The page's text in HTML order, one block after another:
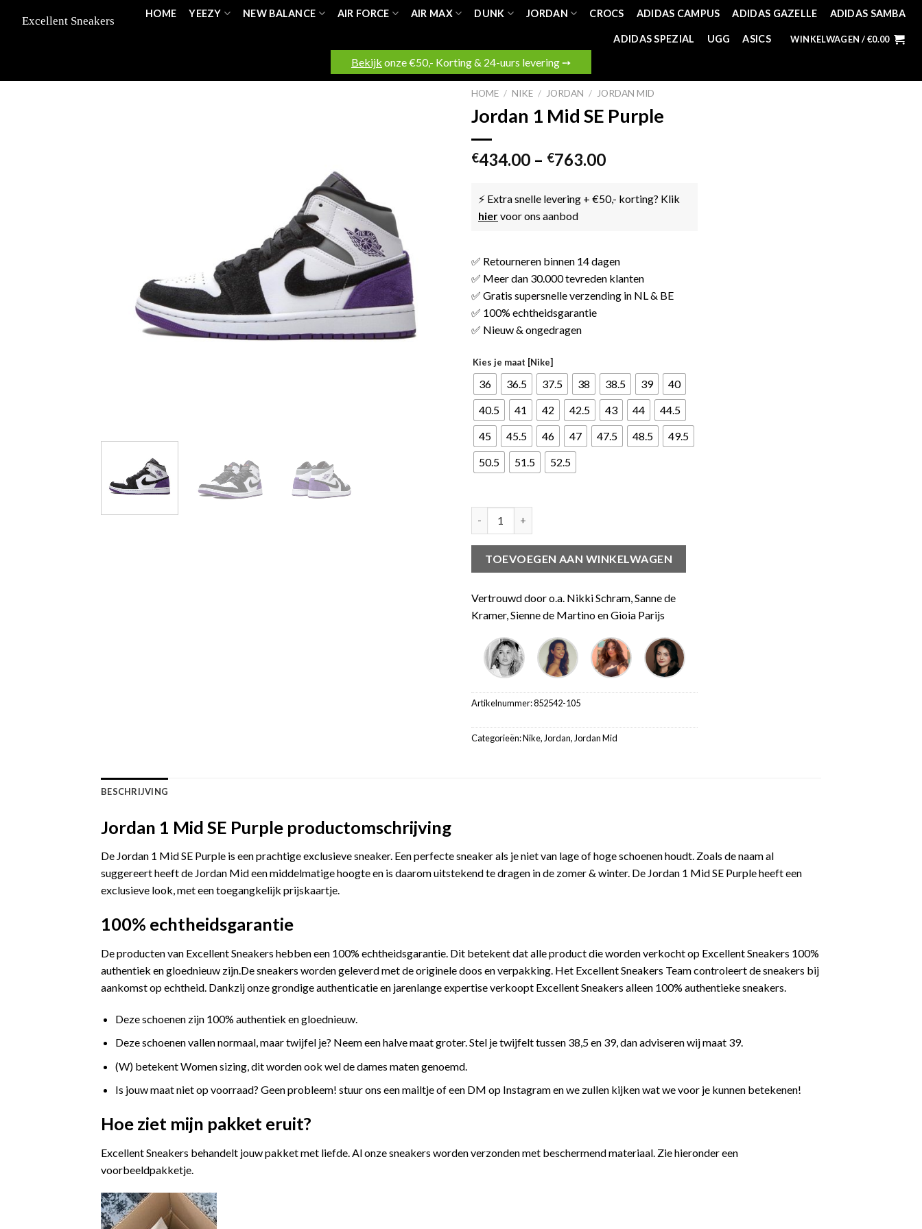
HOME YEEZY NEW BALANCE AIR FORCE AIR MAX DUNK JORDAN CROCS ADIDAS CAMPUS ADIDAS GAZELLE ADIDAS SAMBA
ADIDAS SPEZIAL UGG ASICS WINKELWAGEN /€0.00
Bekijk onze €50,- Korting & 24-uurs levering ➙
HOME / NIKE / JORDAN / JORDAN MID
Jordan 1 Mid SE Purple
€434.00 – €763.00
⚡ Extra snelle levering + €50,- korting? Klik
hiervoor ons aanbod
✅ Retourneren binnen 14 dagen
✅ Meer dan 30.000 tevreden klanten
✅ Gratis supersnelle verzending in NL & BE
✅ 100% echtheidsgarantie
✅ Nieuw & ongedragen
Kies je maat [Nike]
36 36.5 37.5 38 38.5 39
40
40.5
41 42 42.5 43 44
44.5
45
45.5 46 47 47.5 48.5
49.5
50.5
51.5 52.5
TOEVOEGEN AAN WINKELWAGEN
Vertrouwd door o.a. Nikki Schram, Sanne de
Kramer, Sienne de Martino en Gioia Parijs
Artikelnummer:852542-105
Categorieën:Nike, Jordan, Jordan Mid
BESCHRIJVING
Jordan 1 Mid SE Purple productomschrijving
De Jordan 1 Mid SE Purple is een prachtige exclusieve sneaker. Een perfecte sneaker als je niet van lage of hoge schoenen houdt. Zoals de naam al
suggereert heeft de Jordan Mid een middelmatige hoogte en is daarom uitstekend te dragen in de zomer & winter. De Jordan 1 Mid SE Purple heeft een
exclusieve look, met een toegangkelijk prijskaartje.
100% echtheidsgarantie
De producten van Excellent Sneakers hebben een 100% echtheidsgarantie. Dit betekent dat alle product die worden verkocht op Excellent Sneakers 100%
authentiek en gloednieuw zijn.De sneakers worden geleverd met de originele doos en verpakking. Het Excellent Sneakers Team controleert de sneakers bij
aankomst op echtheid. Dankzij onze grondige authenticatie en jarenlange expertise verkoopt Excellent Sneakers alleen 100% authentieke sneakers.
Deze schoenen zijn 100% authentiek en gloednieuw.
Deze schoenen vallen normaal, maar twijfel je? Neem een halve maat groter. Stel je twijfelt tussen 38,5 en 39, dan adviseren wij maat 39.
(W) betekent Women sizing, dit worden ook wel de dames maten genoemd.
Is jouw maat niet op voorraad? Geen probleem! stuur ons een mailtje of een DM op Instagram en we zullen kijken wat we voor je kunnen betekenen!
Hoe ziet mijn pakket eruit?
Excellent Sneakers behandelt jouw pakket met liefde. Al onze sneakers worden verzonden met beschermend materiaal. Zie hieronder een
voorbeeldpakketje.